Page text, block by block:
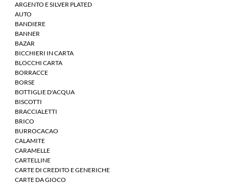
ARGENTO E SILVER PLATED
AUTO
BANDIERE
BANNER
BAZAR
BICCHIERI IN CARTA
BLOCCHI CARTA
BORRACCE
BORSE
BOTTIGLIE D'ACQUA
BISCOTTI
BRACCIALETTI
BRICO
BURROCACAO
CALAMITE
CARAMELLE
CARTELLINE
CARTE DI CREDITO E GENERICHE
CARTE DA GIOCO